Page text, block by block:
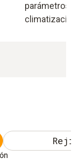
parámetros